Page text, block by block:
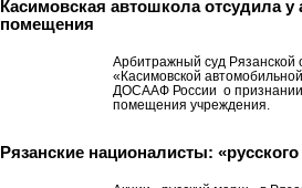
Касимовская автошкола отсудила
помещения
Арбитражный суд Рязанской
«Касимовской
ДОСААФ России о признании
помещения учреждения.
Рязанские националисты: